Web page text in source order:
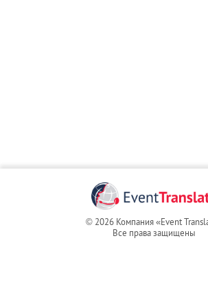
© 2026 Компания «Event
Все права защищены